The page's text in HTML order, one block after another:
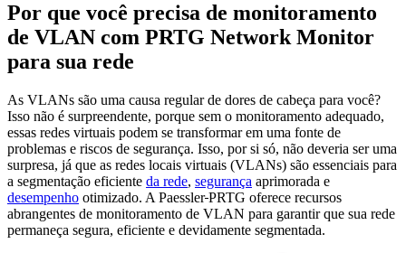
Por que você precisa de monitoramento
de VLAN com PRTG Network Monitor
para sua rede
As VLANs são uma causa regular de dores de cabeça para você?
Isso não é surpreendente, porque sem o monitoramento adequado,
essas redes virtuais podem se transformar em uma fonte de
problemas e riscos de segurança. Isso, por si só, não deveria ser uma
surpresa, já que as redes locais virtuais (VLANs) são essenciais para
a segmentação eficiente da rede, segurança aprimorada e
desempenho otimizado. A Paessler PRTG oferece recursos
abrangentes de monitoramento de VLAN para garantir que sua rede
permaneça segura, eficiente e devidamente segmentada.